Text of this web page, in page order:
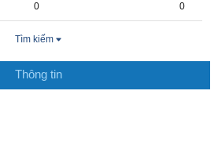
0 0
Tìm kiếm
Thông tin